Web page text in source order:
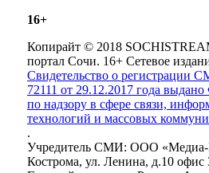
16+
Копирайт © 2018
портал Сочи. 16+ Сетевое
Свидетельство о
72111 от 29.12.2017 года
по надзору в сфере связи,
технологий и массовых
.
Учредитель СМИ: ООО «Медиа-
Кострома, ул. Ленина, д.10 офис